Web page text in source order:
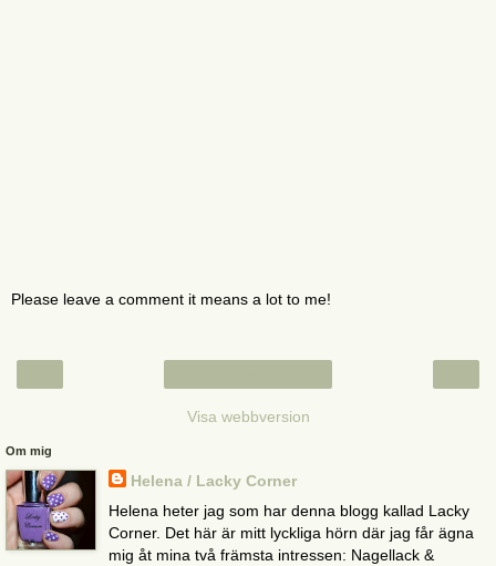
Please leave a comment it means a lot to me!
Visa webbversion
Om mig
Helena / Lacky Corner
Helena heter jag som har denna blogg kallad Lacky
Corner. Det här är mitt lyckliga hörn där jag får ägna
mig åt mina två främsta intressen: Nagellack &